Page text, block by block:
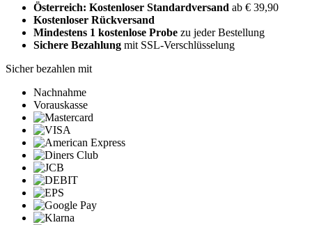
Österreich: Kostenloser Standardversand ab € 39,90
Kostenloser Rückversand
Mindestens 1 kostenlose Probe zu jeder Bestellung
Sichere Bezahlung mit SSL-Verschlüsselung
Sicher bezahlen mit
Nachnahme
Vorauskasse